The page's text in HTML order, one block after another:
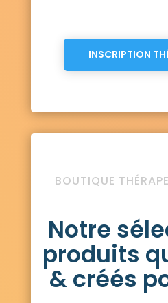
INSCRIPTION
BOUTIQUE
Notre
produits
& créés